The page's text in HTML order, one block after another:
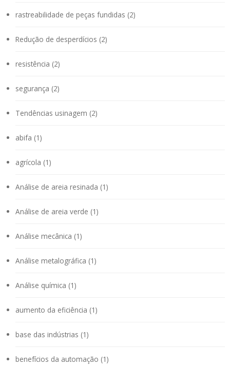
rastreabilidade de peças fundidas (2)
Redução de desperdícios (2)
resistência (2)
segurança (2)
Tendências usinagem (2)
abifa (1)
agrícola (1)
Análise de areia resinada (1)
Análise de areia verde (1)
Análise mecânica (1)
Análise metalográfica (1)
Análise química (1)
aumento da eficiência (1)
base das indústrias (1)
benefícios da automação (1)